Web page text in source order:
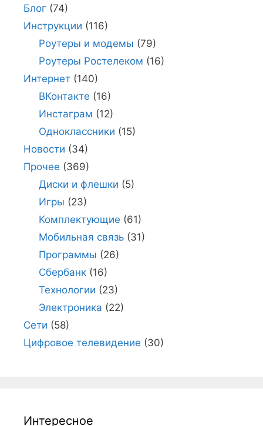
Блог (74)
Инструкции (116)
Роутеры и модемы (79)
Роутеры Ростелеком (16)
Интернет (140)
ВКонтакте (16)
Инстаграм (12)
Одноклассники (15)
Новости (34)
Прочее (369)
Диски и флешки (5)
Игры (23)
Комплектующие (61)
Мобильная связь(31)
Программы (26)
Сбербанк(16)
Технологии (23)
Электроника (22)
Сети (58)
Цифровое телевидение (30)
Интересное